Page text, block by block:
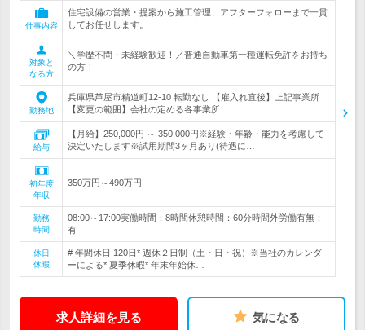
仕事内容
住宅設備の営業・提案から施工管理、アフターフォローまで一貫
してお任せします。
対象と
なる方
＼学歴不問・未経験歓迎！／普通自動車第一種運転免許をお持ち
の方！
勤務地
兵庫県芦屋市精道町12-10 転勤なし 【雇入れ直後】上記事業所
【変更の範囲】会社の定める各事業所
給与
【月給】250,000円 ～ 350,000円※経験・年齢・能力を考慮して
決定いたします※試用期間3ヶ月あり(待遇に…
初年度
年収
350万円～490万円
勤務
時間
08:00～17:00実働時間：8時間休憩時間：60分時間外労働有無：
有
休日
休暇
# 年間休日 120日* 週休２日制（土・日・祝）※当社のカレンダ
ーによる* 夏季休暇* 年末年始休…
求人詳細を見る 気になる